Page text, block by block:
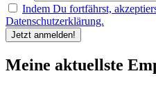
Indem Du fortfährst,
Datenschutzerklärung.
Meine aktuellste